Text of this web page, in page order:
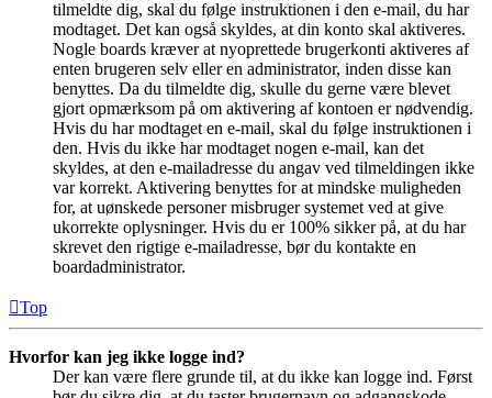
tilmeldte dig, skal du følge instruktionen i den e-mail, du har
modtaget. Det kan også skyldes, at din konto skal aktiveres.
Nogle boards kræver at nyoprettede brugerkonti aktiveres af
enten brugeren selv eller en administrator, inden disse kan
benyttes. Da du tilmeldte dig, skulle du gerne være blevet
gjort opmærksom på om aktivering af kontoen er nødvendig.
Hvis du har modtaget en e-mail, skal du følge instruktionen i
den. Hvis du ikke har modtaget nogen e-mail, kan det
skyldes, at den e-mailadresse du angav ved tilmeldingen ikke
var korrekt. Aktivering benyttes for at mindske muligheden
for, at uønskede personer misbruger systemet ved at give
ukorrekte oplysninger. Hvis du er 100% sikker på, at du har
skrevet den rigtige e-mailadresse, bør du kontakte en
boardadministrator.
Top
Hvorfor kan jeg ikke logge ind?
Der kan være flere grunde til, at du ikke kan logge ind. Først